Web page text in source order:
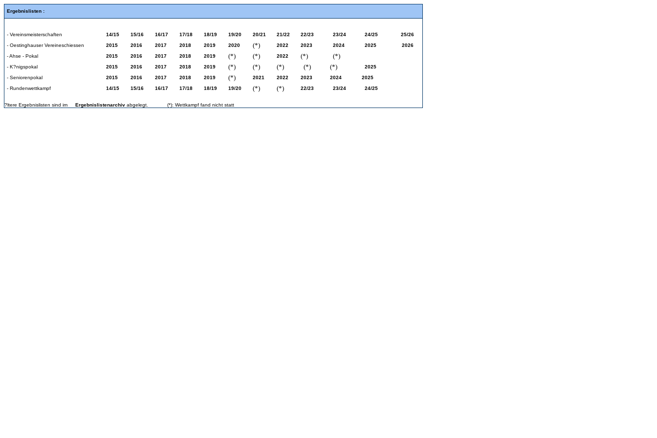
Ergebnislisten :
- Vereinsmeisterschaften 14/15 15/16 16/17 17/18 18/19 19/20 20/21 21/22 22/23 23/24 24/25
25/26
- Oestinghauser Vereineschiessen
2015 2016 2017 2018 2019 2020 (*) 2022 2023 2024 2025
2026
- Ahse - Pokal
2015 2016 2017 2018 2019 (*) (*) 2022 (*) (*)
- K?nigspokal 2015 2016 2017 2018 2019 (*) (*) (*) (*) (*)
2025
- Seniorenpokal
2015 2016 2017 2018 2019 (*) 2021 2022 2023 2024
2025
- Rundenwettkampf
14/15 15/16 16/17 17/18 18/19 19/20 (*) (*) 22/23 23/24 24/25
?ltere Ergebnislisten sind im Ergebnislistenarchiv abgelegt. (*): Wettkampf fand nicht statt